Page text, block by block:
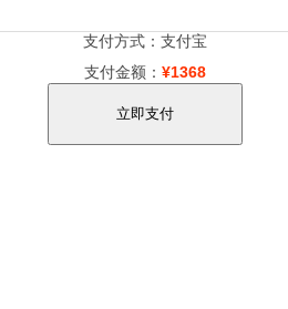
支付方式：支付宝
支付金额： ¥1368
立即支付